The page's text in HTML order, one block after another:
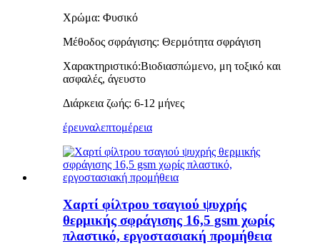
Χρώμα: Φυσικό
Μέθοδος σφράγισης: Θερμότητα σφράγιση
Χαρακτηριστικό:Βιοδιασπώμενο, μη τοξικό και
ασφαλές, άγευστο
Διάρκεια ζωής: 6-12 μήνες
έρευναλεπτομέρεια
Χαρτί φίλτρου τσαγιού ψυχρής
θερμικής σφράγισης 16,5 gsm χωρίς
πλαστικό, εργοστασιακή προμήθεια